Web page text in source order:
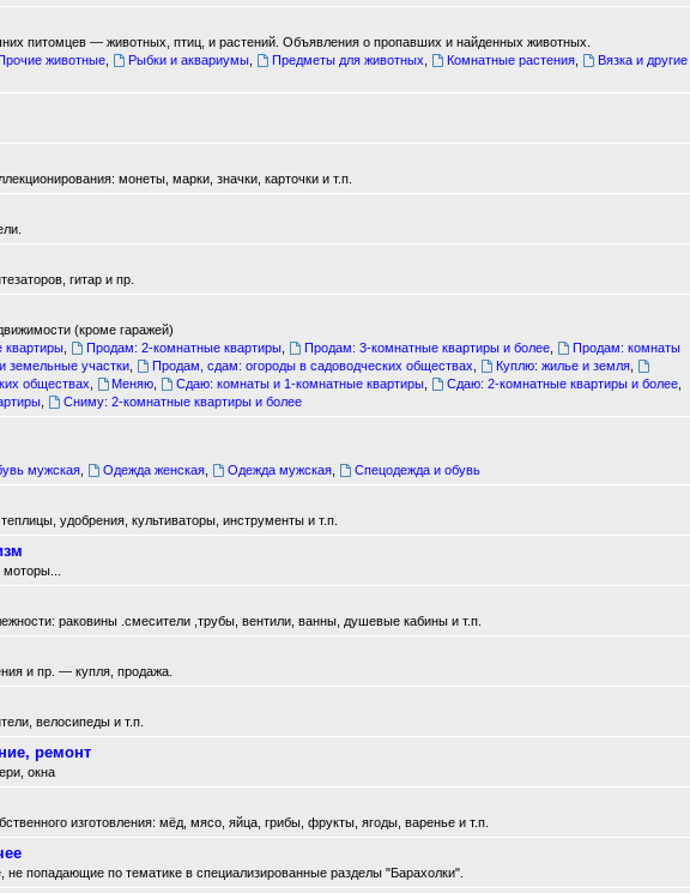
питомцев — животных, птиц, и растений. Объявления о пропавших и найденных животных.
животные Рыбки и аквариумы, Предметы для животных Комнатные растения,
Вязка и другие
монеты, марки, значки, карточки и т.п.
гитар и пр.
(кроме гаражей)
квартиры Продам: 2-комнатные квартиры Продам: 3-комнатные квартиры и более
Продам: комнаты
земельные участки Продам, сдам: огороды в садоводческих обществах Куплю: жилье и земля
обществах
Меняю Сдаю: комнаты и 1-комнатные квартиры Сдаю: 2-комнатные квартиры и более
Сниму: 2-комнатные квартиры и более
мужская Одежда женская Одежда мужская, Спецодежда и обувь
удобрения, культиваторы, инструменты и т.п.
раковины .смесители ,трубы, вентили, ванны, душевые кабины и т.п.
и пр. — купля, продажа.
велосипеды и т.п.
ремонт
окна
изготовления: мёд, мясо, яйца, грибы, фрукты, ягоды, варенье и т.п.
попадающие по тематике в специализированные разделы "Барахолки".